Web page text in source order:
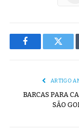
Facebook
ARTIGO
BARCAS PARA
SÃO